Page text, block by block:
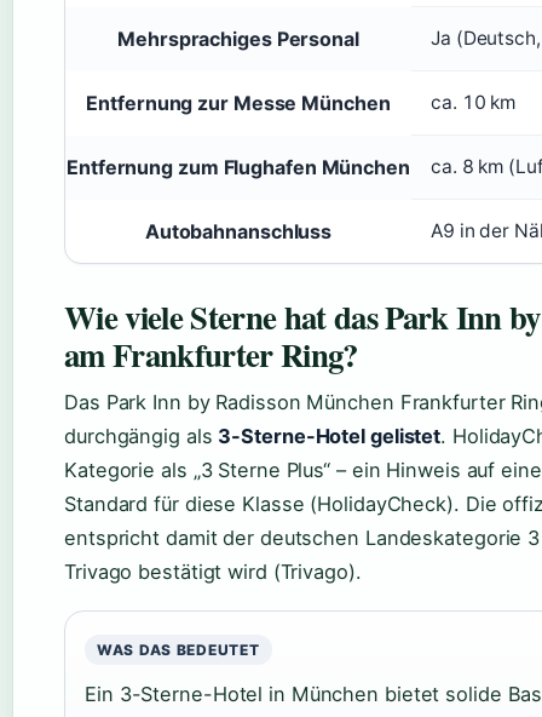
Mehrsprachiges Personal Ja
Entfernung zur Messe München ca. 10 km
Entfernung zum Flughafen München ca. 8 km
Autobahnanschluss A9 in der
Wie viele Sterne hat das Park Inn
am Frankfurter Ring?
Das Park Inn by Radisson München Frankfurter
durchgängig als 3-Sterne-Hotel gelistet.
Kategorie als „3 Sterne Plus“ – ein Hinweis auf
Standard für diese Klasse (HolidayCheck). Die
entspricht damit der deutschen Landeskategorie
Trivago bestätigt wird (Trivago).
WAS DAS BEDEUTET
Ein 3-Sterne-Hotel in München bietet solide